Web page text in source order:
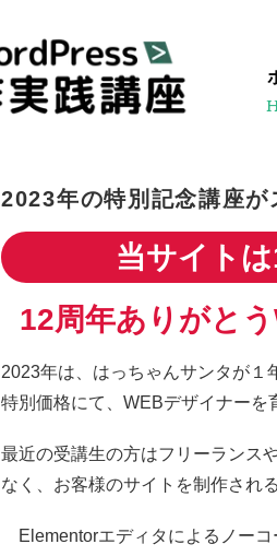
2023年の特別記念講座が
当サイトは
12周年ありがと
2023年は、はっちゃんサンタが１
特別価格にて、WEBデザイナーを
最近の受講生の方はフリーランス
なく、お客様のサイトを制作され
Elementorエディタによるノーコ